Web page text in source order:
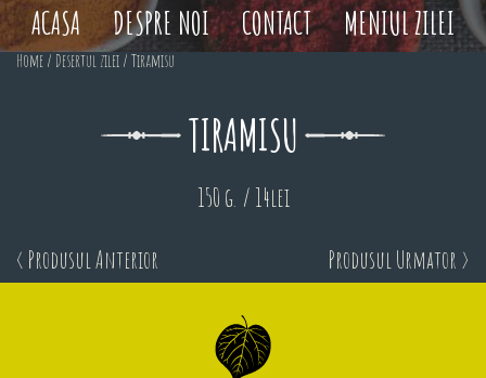
ACASA DESPRE NOI CONTACT MENIUL ZILEI
Home / Desertul zilei / Tiramisu
TIRAMISU
150 g. / 14lei
< Produsul Anterior Produsul Urmator >